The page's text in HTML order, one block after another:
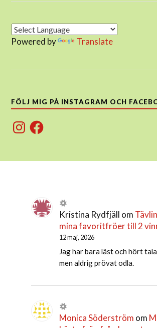
Powered by Translate
FÖLJ MIG PÅ INSTAGRAM OCH
InstagramFacebook
Kristina Rydfjäll om
mina favoritfröer till 2
12 maj, 2026
Jag har bara läst och hört
men aldrig prövat odla.
Monica Söderström om